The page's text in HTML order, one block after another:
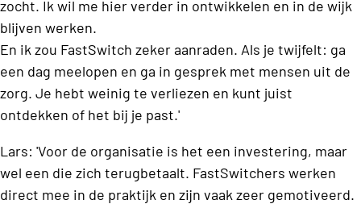
zocht. Ik wil me hier verder in ontwikkelen en in de wijk
blijven werken.
En ik zou FastSwitch zeker aanraden. Als je twijfelt: ga
een dag meelopen en ga in gesprek met mensen uit de
zorg. Je hebt weinig te verliezen en kunt juist
ontdekken of het bij je past.'
Lars: 'Voor de organisatie is het een investering, maar
wel een die zich terugbetaalt. FastSwitchers werken
direct mee in de praktijk en zijn vaak zeer gemotiveerd.